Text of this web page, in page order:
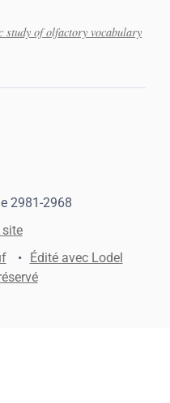
of olfactory vocabulary
2981-2968
Édité avec Lodel